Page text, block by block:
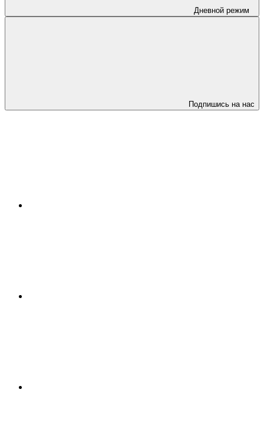
Дневной режим
Подпишись на нас